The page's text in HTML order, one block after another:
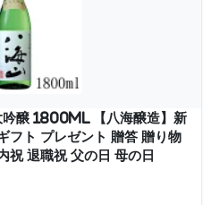
吟醸 1800ml 【八海醸造】新
フト プレゼント 贈答 贈り物
祝 退職祝 父の日 母の日